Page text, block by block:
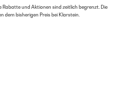
Rabatte und Aktionen sind zeitlich begrenzt. Die
dem bisherigen Preis bei Klarstein.